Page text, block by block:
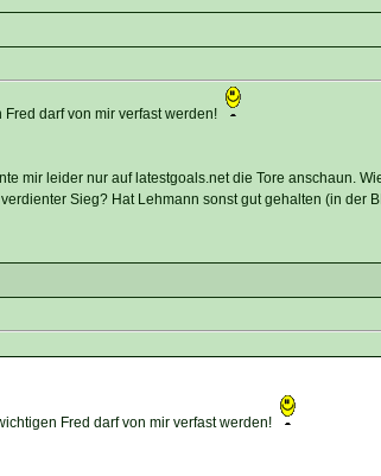
darf von mir verfast werden!
mir leider nur auf latestgoals.net die Tore anschaun.
Sieg? Hat Lehmann sonst gut gehalten (in der
Fred darf von mir verfast werden!